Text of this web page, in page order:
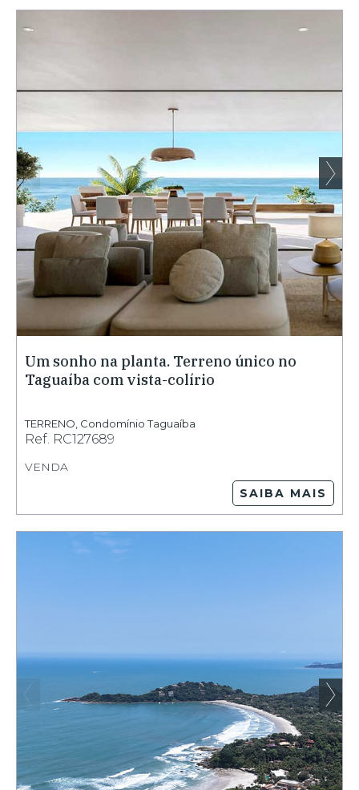
Um sonho na planta. Terreno único no
Taguaíba com vista-colírio
TERRENO Condomínio Taguaíba
Ref. RC127689
VENDA
SAIBA MAIS